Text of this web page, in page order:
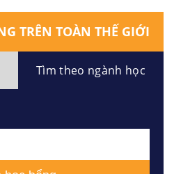
TRÊN TOÀN THẾ GIỚI
Tìm theo ngành học